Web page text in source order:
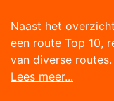
Naast het
een route Top 10,
van diverse routes.
Lees meer...